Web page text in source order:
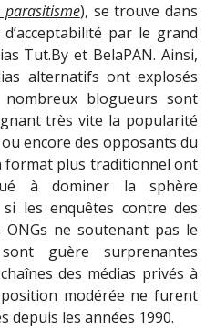
parasitisme), se trouve dans
par le grand
Tut.By et BelaPAN. Ainsi,
alternatifs ont explosés
blogueurs sont
très vite la popularité
encore des opposants du
format plus traditionnel ont
à dominer la sphère
si les enquêtes contre des
ne soutenant pas le
guère surprenantes
des médias privés à
modérée ne furent
depuis les années 1990.